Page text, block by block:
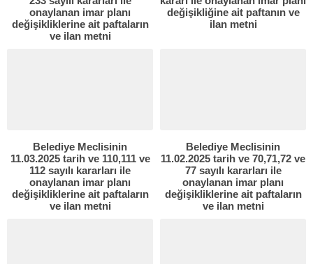
onaylanan imar planı
değişikliklerine ait paftaların
ve ilan metni
değişikliğine ait paftanın ve
ilan metni
Belediye Meclisinin
11.03.2025 tarih ve 110,111 ve
112 sayılı kararları ile
onaylanan imar planı
değişikliklerine ait paftaların
ve ilan metni
Belediye Meclisinin
11.02.2025 tarih ve 70,71,72 ve
77 sayılı kararları ile
onaylanan imar planı
değişikliklerine ait paftaların
ve ilan metni